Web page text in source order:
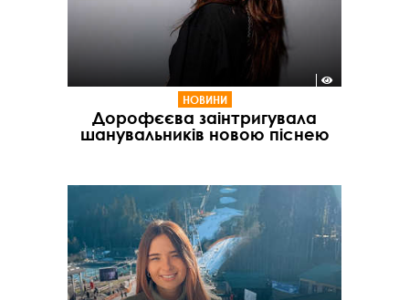
НОВИНИ
Дорофєєва заінтригувала
шанувальників новою піснею